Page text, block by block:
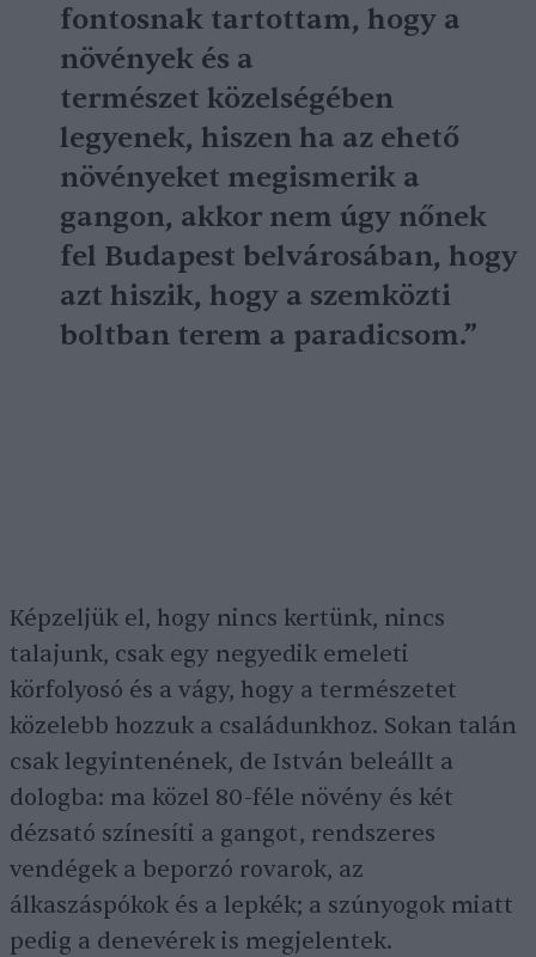
fontosnak tartottam, hogy a
növények és a
természet közelségében
legyenek, hiszen ha az ehető
növényeket megismerik a
gangon, akkor nem úgy nőnek
fel Budapest belvárosában, hogy
azt hiszik, hogy a szemközti
boltban terem a paradicsom.”
Képzeljük el, hogy nincs kertünk, nincs
talajunk, csak egy negyedik emeleti
körfolyosó és a vágy, hogy a természetet
közelebb hozzuk a családunkhoz. Sokan talán
csak legyintenének, de István beleállt a
dologba: ma közel 80-féle növény és két
dézsató színesíti a gangot, rendszeres
vendégek a beporzó rovarok, az
álkaszáspókok és a lepkék; a szúnyogok miatt
pedig a denevérek is megjelentek.